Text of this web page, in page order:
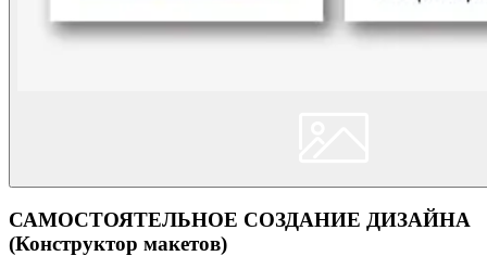
САМОСТОЯТЕЛЬНОЕ СОЗДАНИЕ ДИЗАЙНА
(Конструктор макетов)